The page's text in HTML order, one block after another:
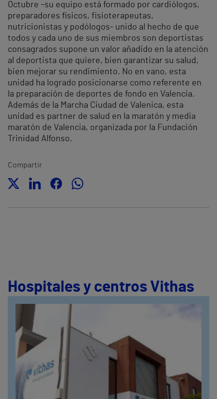
Octubre –su equipo está formado por cardiólogos,
preparadores físicos, fisioterapeutas,
nutricionistas y podólogos- unido al hecho de que
todos y cada uno de sus miembros son deportistas
consagrados supone un valor añadido en la atención
al deportista que quiere, bien garantizar su salud,
bien mejorar su rendimiento. No en vano, esta
unidad ha logrado posicionarse como referente en
la preparación de deportes de fondo en Valencia.
Además de la Marcha Ciudad de Valenica, esta
unidad es partner de salud en la maratón y media
maratón de Valencia, organizada por la Fundación
Trinidad Alfonso.
Compartir
Hospitales y centros Vithas